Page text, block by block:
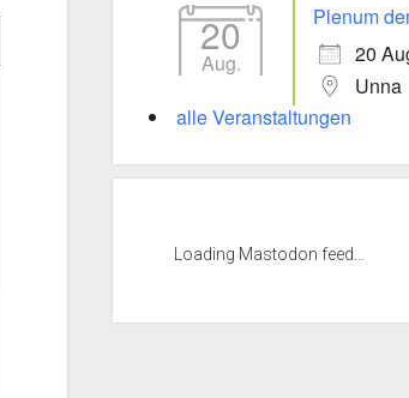
20
Aug.
Plenum
20
Unna
alle Veranstaltungen
Loading Mastodon feed...